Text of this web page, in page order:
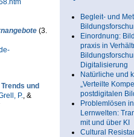
(3.
und
P., &
Begleit- und
Einordnung:
praxis in
Digitalisierung
Natürliche und
„Verteilte
postdigitalen
Problemlösen
Lernwelten:
mit und über KI
Cultural